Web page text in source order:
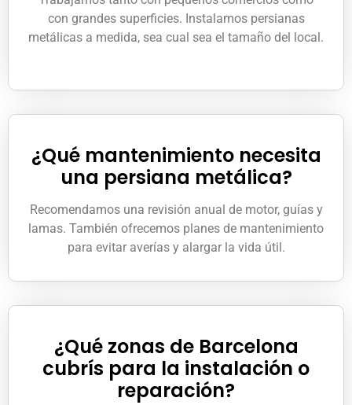
con grandes superficies. Instalamos persianas
metálicas a medida, sea cual sea el tamaño del local.
¿Qué mantenimiento necesita
una persiana metálica?
Recomendamos una revisión anual de motor, guías y
lamas. También ofrecemos planes de mantenimiento
para evitar averías y alargar la vida útil.
¿Qué zonas de Barcelona
cubrís para la instalación o
reparación?